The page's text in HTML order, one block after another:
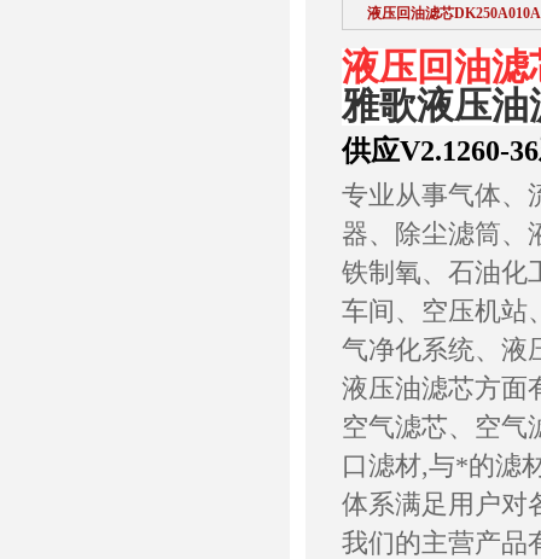
液压回油滤芯
液压回油
雅歌液压油
供应V2.1260-
专业从事气体、
器、除尘滤筒、
铁制氧、石油化
车间、空压机站
气净化系统、液
液压油滤芯方面
空气滤芯、空
口滤材,与*的滤
体系满足用户对
我们的主营产品